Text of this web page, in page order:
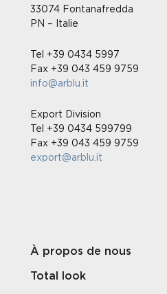
33074 Fontanafredda
PN – Italie
Tel +39 0434 5997
Fax +39 043 459 9759
info@arblu.it
Export Division
Tel +39 0434 599799
Fax +39 043 459 9759
export@arblu.it
À propos de nous
Total look